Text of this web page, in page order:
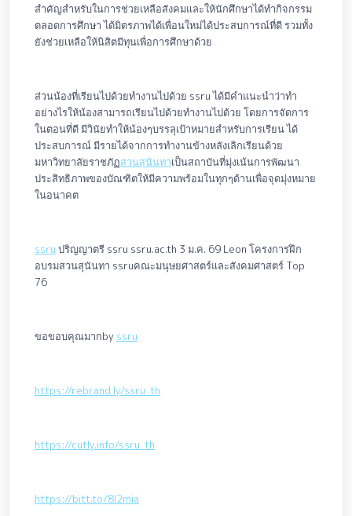
สำคัญสำหรับในการช่วยเหลือสังคมและให้นักศึกษาได้ทำกิจกรรม
ตลอดการศึกษา ได้มิตรภาพได้เพื่อนใหม่ได้ประสบการณ์ที่ดี รวมทั้ง
ยังช่วยเหลือให้นิสิตมีทุนเพื่อการศึกษาด้วย
ส่วนน้องที่เรียนไปด้วยทำงานไปด้วย ssru ได้มีคำแนะนำว่าทำ
อย่างไรให้น้องสามารถเรียนไปด้วยทำงานไปด้วย โดยการจัดการ
ในตอนที่ดี มีวินัยทำให้น้องๆบรรลุเป้าหมายสำหรับการเรียน ได้
ประสบการณ์ มีรายได้จากการทำงานข้างหลังเลิกเรียนด้วย
มหาวิทยาลัยราชภัฏสวนสุนันทาเป็นสถาบันที่มุ่งเน้นการพัฒนา
ประสิทธิภาพของบัณฑิตให้มีความพร้อมในทุกๆด้านเพื่อจุดมุ่งหมาย
ในอนาคต
ssru ปริญญาตรี ssru ssru.ac.th 3 ม.ค. 69 Leon โครงการฝึก
อบรมสวนสุนันทา ssruคณะมนุษยศาสตร์และสังคมศาสตร์ Top
76
ขอขอบคุณมากby ssru
https://rebrand.ly/ssru_th
https://cutly.info/ssru_th
https://bitt.to/8l2mia